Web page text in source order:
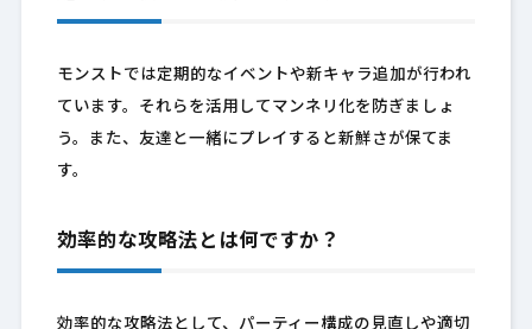
モンストでは定期的なイベントや新キャラ追加が行われ
ています。それらを活用してマンネリ化を防ぎましょ
う。また、友達と一緒にプレイすると新鮮さが保てま
す。
効率的な攻略法とは何ですか？
効率的な攻略法として、パーティー構成の見直しや適切